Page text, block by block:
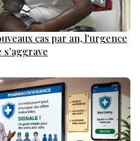
cas par an, l'urgence
s'aggrave